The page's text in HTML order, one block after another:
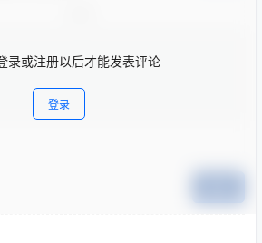
录或注册以后才能发表评论
登录